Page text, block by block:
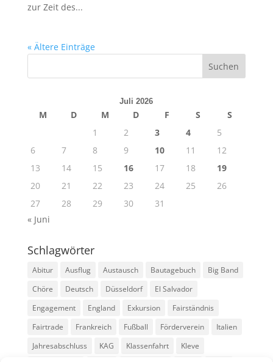
zur Zeit des...
« Ältere Einträge
Juli 2026
M D M D F S
S
1
2 3 4
5
6
7 8 9 10 11
12
13
14 15 16 17 18
19
20
21 22 23 24 25
26
27
28 29 30
31
« Juni
Schlagwörter
Abitur Ausflug Austausch Bautagebuch
Big Band
Chöre
Deutsch Düsseldorf
El Salvador
Engagement
England Exkursion
Fairständnis
Fairtrade
Frankreich Fußball Förderverein
Italien
Jahresabschluss
KAG Klassenfahrt
Kleve